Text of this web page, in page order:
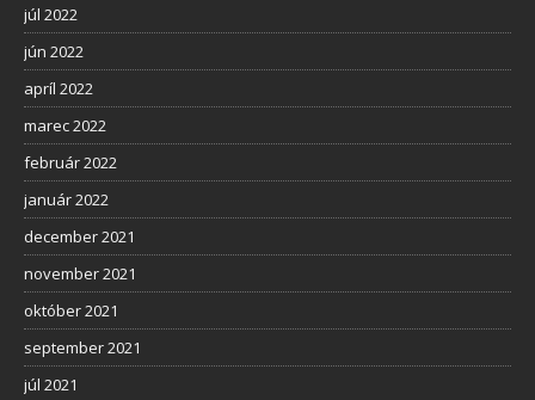
júl 2022
jún 2022
apríl 2022
marec 2022
február 2022
január 2022
december 2021
november 2021
október 2021
september 2021
júl 2021